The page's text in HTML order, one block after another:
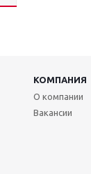
КОМПАНИЯ
О компании
Вакансии